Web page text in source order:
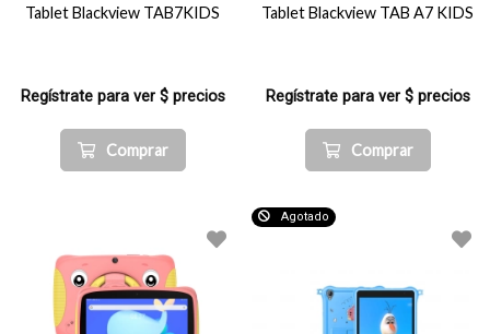
Tablet Blackview TAB7KIDS
Regístrate para ver $ precios
Comprar
Tablet Blackview TAB A7 KIDS
Regístrate para ver $ precios
Comprar
Agotado